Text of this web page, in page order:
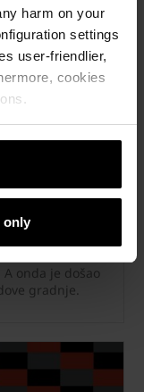
harm on your
settings
user-friendlier,
cookies
only Samo
onda je došao
gradnje.